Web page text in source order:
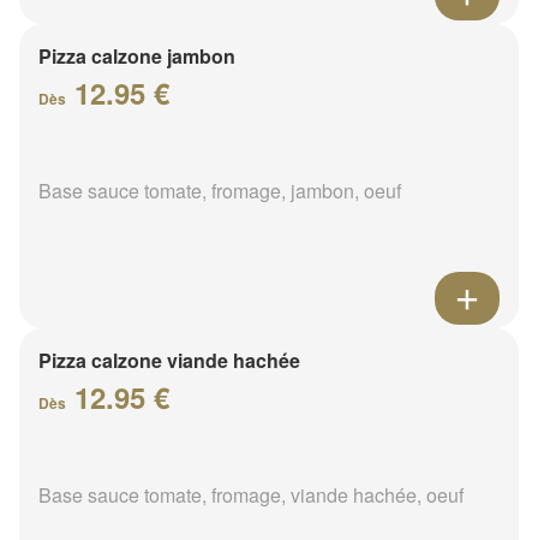
Pizza calzone jambon
Dès 12.95 €
Base sauce tomate, fromage, jambon, oeuf
Pizza calzone viande hachée
Dès 12.95 €
Base sauce tomate, fromage, viande hachée, oeuf